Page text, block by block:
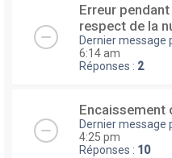
Erreur
respect de la
Dernier message
6:14 am
Réponses : 2
Encaissement
Dernier message
4:25 pm
Réponses : 10